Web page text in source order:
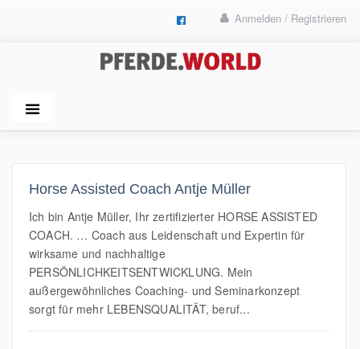
Anmelden / Registrieren
Horse Assisted Coach Antje Müller
Ich bin Antje Müller, Ihr zertifizierter HORSE ASSISTED
COACH. … Coach aus Leidenschaft und Expertin für
wirksame und nachhaltige
PERSÖNLICHKEITSENTWICKLUNG. Mein
außergewöhnliches Coaching- und Seminarkonzept
sorgt für mehr LEBENSQUALITÄT, beruf...